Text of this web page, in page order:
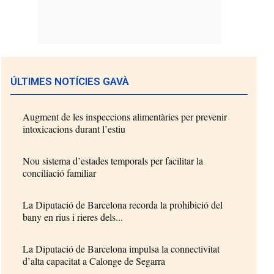
ÚLTIMES NOTÍCIES GAVÀ
Augment de les inspeccions alimentàries per prevenir
intoxicacions durant l’estiu
Nou sistema d’estades temporals per facilitar la
conciliació familiar
La Diputació de Barcelona recorda la prohibició del
bany en rius i rieres dels...
La Diputació de Barcelona impulsa la connectivitat
d’alta capacitat a Calonge de Segarra